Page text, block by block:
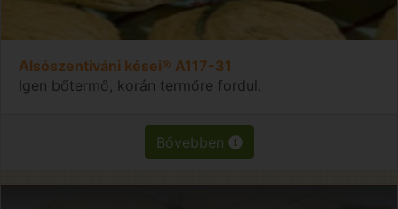
Alsószentiváni kései® A117-31
Igen bőtermő, korán termőre fordul.
Bővebben